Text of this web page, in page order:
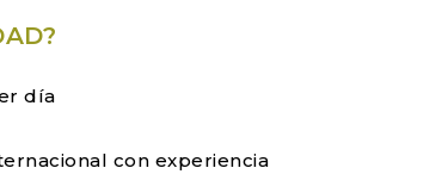
día
con experiencia